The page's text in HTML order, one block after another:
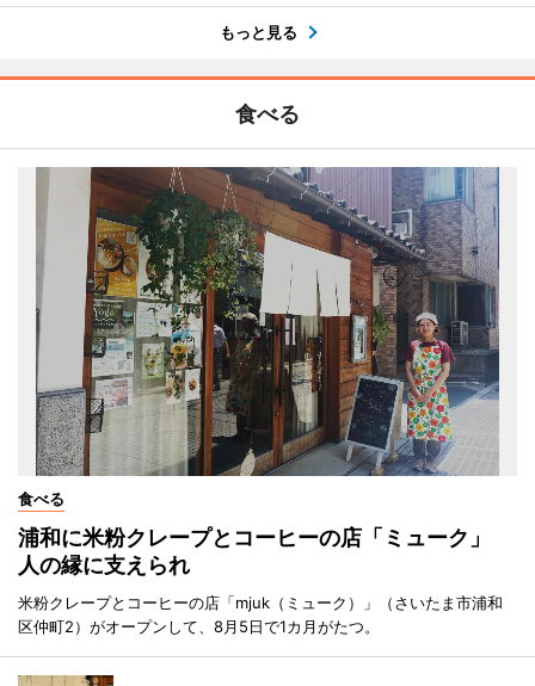
もっと見る
食べる
食べる
浦和に米粉クレープとコーヒーの店「ミューク」
人の縁に支えられ
米粉クレープとコーヒーの店「mjuk（ミューク）」（さいたま市浦和
区仲町2）がオープンして、8月5日で1カ月がたつ。